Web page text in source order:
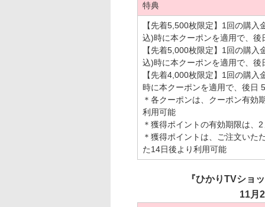
特典
【先着5,500枚限定】1回の購
込)時に本クーポンを適用で、後
【先着5,000枚限定】1回の購
込)時に本クーポンを適用で、後
【先着4,000枚限定】1回の購
時に本クーポンを適用で、後日
＊各クーポンは、クーポン有効
利用可能
＊獲得ポイントの有効期限は、
＊獲得ポイントは、ご注文いた
た14日後より利用可能
『ひかりTVショ
11月